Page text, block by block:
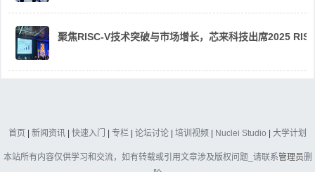
聚焦RISC-V技术突破与市场增长，芯来科技出席2025
首页 新闻资讯 快速入门 专栏 论坛讨论 培训视频 Nuclei Studio 大学计划
本站所有内容仅供学习和交流，如有转载或引用文章涉及版权问题_请联系管理员删